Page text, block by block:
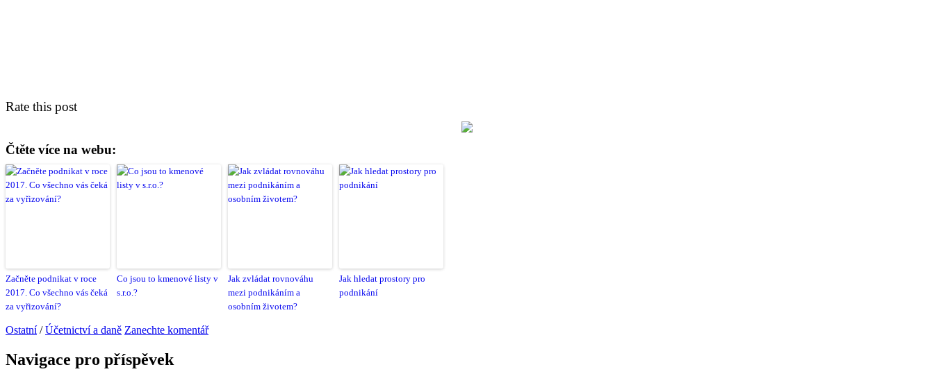
Rate this post
Čtěte více na webu:
Začněte podnikat v roce
2017. Co všechno vás čeká
za vyřizování?
Co jsou to kmenové listy v
s.r.o.?
Jak zvládat rovnováhu
mezi podnikáním a
osobním životem?
Jak hledat prostory pro
podnikání
Ostatní/Účetnictví a daně Zanechte komentář
Navigace pro příspěvek